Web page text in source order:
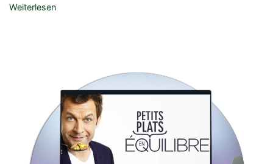
Weiterlesen